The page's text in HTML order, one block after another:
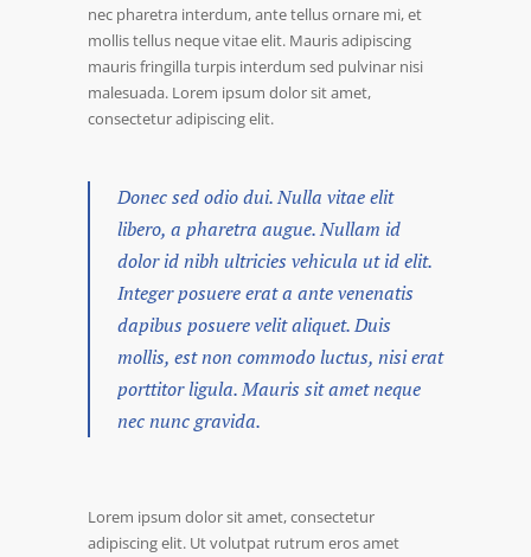
nec pharetra interdum, ante tellus ornare mi, et
mollis tellus neque vitae elit. Mauris adipiscing
mauris fringilla turpis interdum sed pulvinar nisi
malesuada. Lorem ipsum dolor sit amet,
consectetur adipiscing elit.
Donec sed odio dui. Nulla vitae elit
libero, a pharetra augue. Nullam id
dolor id nibh ultricies vehicula ut id elit.
Integer posuere erat a ante venenatis
dapibus posuere velit aliquet. Duis
mollis, est non commodo luctus, nisi erat
porttitor ligula. Mauris sit amet neque
nec nunc gravida.
Lorem ipsum dolor sit amet, consectetur
adipiscing elit. Ut volutpat rutrum eros amet